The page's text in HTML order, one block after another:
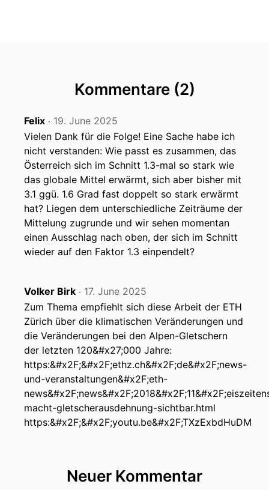
vom IASA in Luxemburg, dem
Florian:wo sehr viel über Klima geforscht wird.
Florian:Aber dieser Bericht, den wir hier
vorstellen, der wird von allen möglichen
Forschungsinstituten
Florian:in Österreich produziert.
Florian:Aber Daniel war maßgeblich an der
Organisation beteiligt und hat uns in der
Florian:letzten Folge mal ausführlich erklärt,
Florian:was dieser österreichische
Sachstandsbericht, der zweite österreichische
Sachstandsbericht,
Florian:eigentlich alles beinhaltet, wie er
zustande gekommen ist, warum er zustande
Florian:gekommen ist, was man sich so da
erwartet von diesem Bericht,
Kommentare (2)
Felix ‧ 19. June 2025
Vielen Dank für die Folge! Eine Sache habe ich
nicht verstanden: Wie passt es zusammen, das
Österreich sich im Schnitt 1.3-mal so stark wie
das globale Mittel erwärmt, sich aber bisher mit
3.1 ggü. 1.6 Grad fast doppelt so stark erwärmt
hat? Liegen dem unterschiedliche Zeiträume der
Mittelung zugrunde und wir sehen momentan
einen Ausschlag nach oben, der sich im Schnitt
wieder auf den Faktor 1.3 einpendelt?
Volker Birk ‧ 17. June 2025
Zum Thema empfiehlt sich diese Arbeit der ETH
Zürich über die klimatischen Veränderungen und
die Veränderungen bei den Alpen-Gletschern
der letzten 120&#x27;000 Jahre:
https:&#x2F;&#x2F;ethz.ch&#x2F;de&#x2F;news-
und-veranstaltungen&#x2F;eth-
macht-gletscherausdehnung-sichtbar.html
https:&#x2F;&#x2F;youtu.be&#x2F;TXzExbdHuDM
Neuer Kommentar